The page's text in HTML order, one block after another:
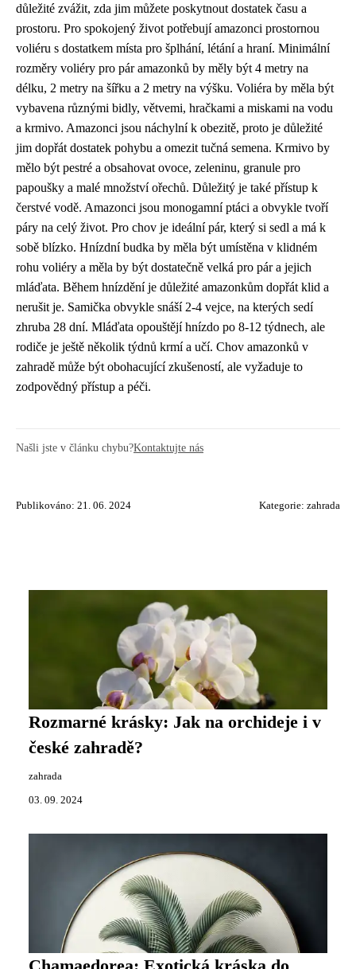
důležité zvážit, zda jim můžete poskytnout dostatek času a
prostoru. Pro spokojený život potřebují amazonci prostornou
voliéru s dostatkem místa pro šplhání, létání a hraní. Minimální
rozměry voliéry pro pár amazonků by měly být 4 metry na
délku, 2 metry na šířku a 2 metry na výšku. Voliéra by měla být
vybavena různými bidly, větvemi, hračkami a miskami na vodu
a krmivo. Amazonci jsou náchylní k obezitě, proto je důležité
jim dopřát dostatek pohybu a omezit tučná semena. Krmivo by
mělo být pestré a obsahovat ovoce, zeleninu, granule pro
papoušky a malé množství ořechů. Důležitý je také přístup k
čerstvé vodě. Amazonci jsou monogamní ptáci a obvykle tvoří
páry na celý život. Pro chov je ideální pár, který si sedl a má k
sobě blízko. Hnízdní budka by měla být umístěna v klidném
rohu voliéry a měla by být dostatečně velká pro pár a jejich
mláďata. Během hnízdění je důležité amazonkům dopřát klid a
nerušit je. Samička obvykle snáší 2-4 vejce, na kterých sedí
zhruba 28 dní. Mláďata opouštějí hnízdo po 8-12 týdnech, ale
rodiče je ještě několik týdnů krmí a učí. Chov amazonků v
zahradě může být obohacující zkušeností, ale vyžaduje to
zodpovědný přístup a péči.
Našli jste v článku chybu?Kontaktujte nás
Publikováno: 21. 06. 2024 Kategorie: zahrada
Rozmarné krásky: Jak na orchideje i v
české zahradě?
zahrada
03. 09. 2024